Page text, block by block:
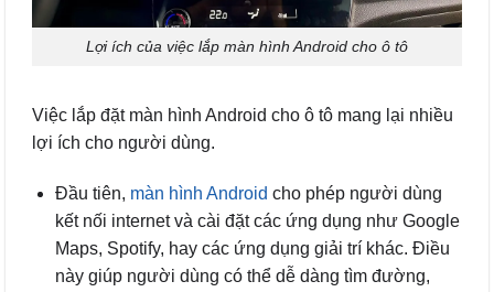
Lợi ích của việc lắp màn hình Android cho ô tô
Việc lắp đặt màn hình Android cho ô tô mang lại nhiều
lợi ích cho người dùng.
Đầu tiên, màn hình Android cho phép người dùng
kết nối internet và cài đặt các ứng dụng như Google
Maps, Spotify, hay các ứng dụng giải trí khác. Điều
này giúp người dùng có thể dễ dàng tìm đường,